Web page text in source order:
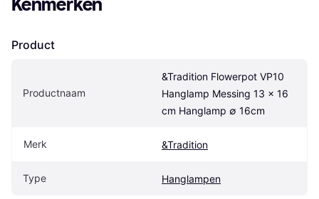
Kenmerken
Product
Productnaam
&Tradition Flowerpot VP10
Hanglamp Messing 13 x 16
cm Hanglamp ∅ 16cm
Merk &Tradition
Type Hanglampen